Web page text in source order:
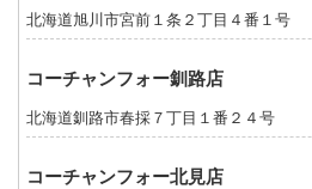
北海道旭川市宮前１条２丁目４番１号
コーチャンフォー釧路店
北海道釧路市春採７丁目１番２４号
コーチャンフォー北見店